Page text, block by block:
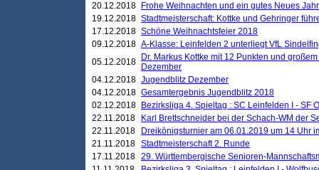
20.12.2018
Frohe Weihnachten und ein gutes Neues
19.12.2018 Stadtmeisterschaft: Kottke und Gehringer
17.12.2018 Schöne Weihnachtsfeier 2018
09.12.2018 A-Klasse: Leinfelden 2 unterliegt VfL
05.12.2018
Dr. Markus Kottke mit 12 Punkten und
Dezember
04.12.2018 Jugendblitz Dezember
04.12.2018 Gesamtergebnis Jugendblitz 2018
02.12.2018
Bezirksliga 4. Spieltag : SC Leinfelden I - SF
22.11.2018
Karl Brettschneider bei der Schach-WM der
22.11.2018
Dreikönigsturnier am 06.01.2019 um 14 Uhr
21.11.2018 Stadtmeisterschaft 2. Runde
17.11.2018 29. Württembergische Senioren-